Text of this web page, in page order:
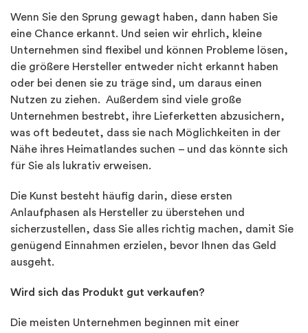
Wenn Sie den Sprung gewagt haben, dann haben Sie
eine Chance erkannt. Und seien wir ehrlich, kleine
Unternehmen sind flexibel und können Probleme lösen,
die größere Hersteller entweder nicht erkannt haben
oder bei denen sie zu träge sind, um daraus einen
Nutzen zu ziehen. Außerdem sind viele große
Unternehmen bestrebt, ihre Lieferketten abzusichern,
was oft bedeutet, dass sie nach Möglichkeiten in der
Nähe ihres Heimatlandes suchen – und das könnte sich
für Sie als lukrativ erweisen.
Die Kunst besteht häufig darin, diese ersten
Anlaufphasen als Hersteller zu überstehen und
sicherzustellen, dass Sie alles richtig machen, damit Sie
genügend Einnahmen erzielen, bevor Ihnen das Geld
ausgeht.
Wird sich das Produkt gut verkaufen?
Die meisten Unternehmen beginnen mit einer